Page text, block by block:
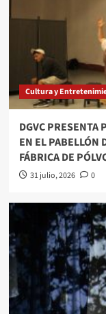
Cultura y
DGVC PRESENTA
EN EL PABELLÓN
FÁBRICA DE
31 julio, 2026 0